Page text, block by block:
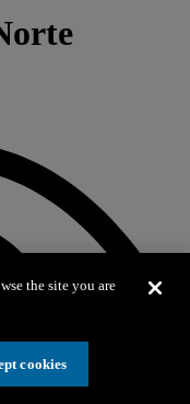
the site you are
cookies